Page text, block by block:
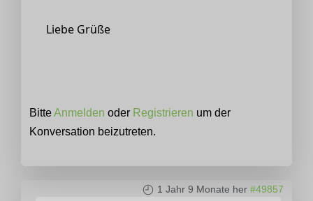
Liebe Grüße
BitteAnmelden oder Registrieren um der
Konversation beizutreten.
1 Jahr 9 Monate her #49857